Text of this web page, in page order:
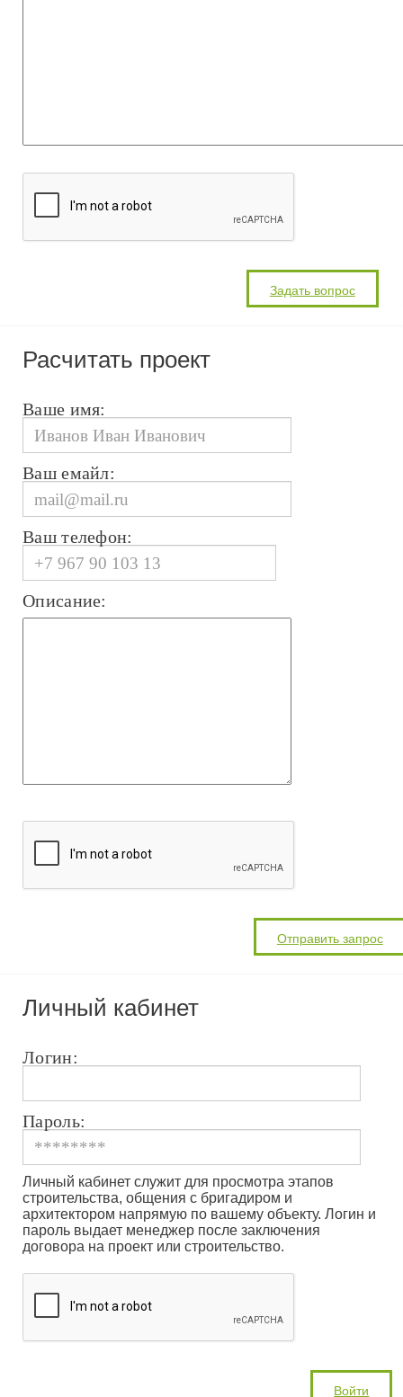
Расчитать проект
Ваше имя:
Ваш емайл:
Ваш телефон:
Описание:
Личный кабинет
Логин:
Пароль:
Личный кабинет служит для просмотра этапов
строительства, общения с бригадиром и
архитектором напрямую по вашему объекту. Логин и
пароль выдает менеджер после заключения
договора на проект или строительство.